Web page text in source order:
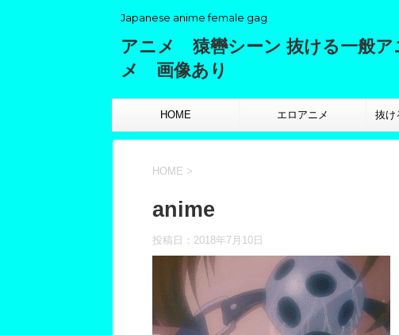
Japanese anime female gag
アニメ 猿轡シーン 抜ける一般ア
メ 画像あり
HOME エロアニメ 抜け
HOME >
anime
投稿日： 2018年7月10日